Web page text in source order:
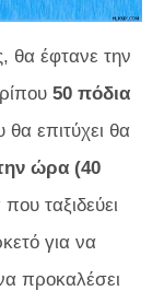
θα έφτανε την
50 πόδια
θα επιτύχει θα
ώρα (40
ταξιδεύει
για να
προκαλέσει